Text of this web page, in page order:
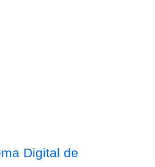
Digital de